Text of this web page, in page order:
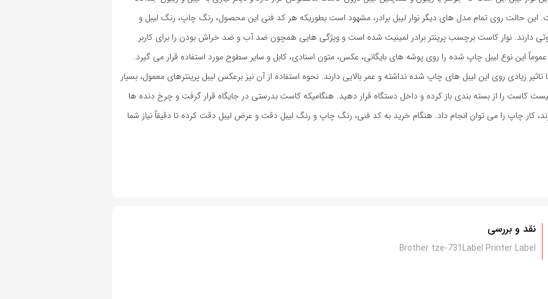
این حالت روی تمام مدل های دیگر نوار لیبل برادر، مشهود است بطوریکه هر کد فنی این محصول، رنگ چاپ، رنگ لیبل و
دارند. نوار کاست برچسب پرینتر برادر لمینیت شده است و ویژگی هایی همچون ضد آب و ضد خراش بودن را برای کاربر
این نوع لیبل چاپ شده را روی پوشه های بایگانی، عکس، متون اسنادی، کابل و سایر سطوح مورد استفاده قرار می گیرد.
زیادی روی این لیبل های چاپ شده نداشته و عمر بالایی دارند. نحوه استفاده از آن نیز برعکس لیبل پرینترهای معمول، بسیار
کاست را از بسته بندی باز کرده و داخل دستگاه قرار دهید. هنگامیکه کاست بدرستی در جایگاه قرار گرفت و چرخ دنده ها
کار چاپ را می توان انجام داد. هنگام خرید به کد فنی، رنگ چاپ و رنگ لیبل دقت و عرض لیبل دقت کرده تا دقیقاً نیاز شما
نقد و بررسی
Brother tze-731Label Printer Label